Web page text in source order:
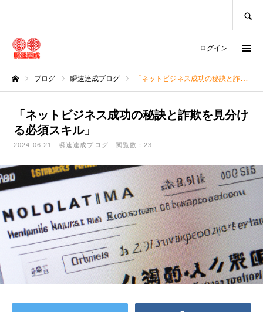
ログイン
ブログ 瞬速達成ブログ 「ネットビジネス成功の秘訣と詐欺を見分ける必須スキル」
「ネットビジネス成功の秘訣と詐欺を見分け
る必須スキル」
2024.06.21 瞬速達成ブログ 閲覧数：23